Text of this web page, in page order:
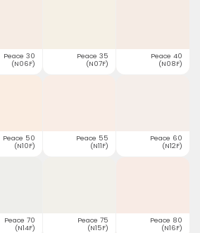
Peace 30
(N06F)
Peace 35
(N07F)
Peace 40
(N08F)
Peace 50
(N10F)
Peace 55
(N11F)
Peace 60
(N12F)
Peace 70
(N14F)
Peace 75
(N15F)
Peace 80
(N16F)